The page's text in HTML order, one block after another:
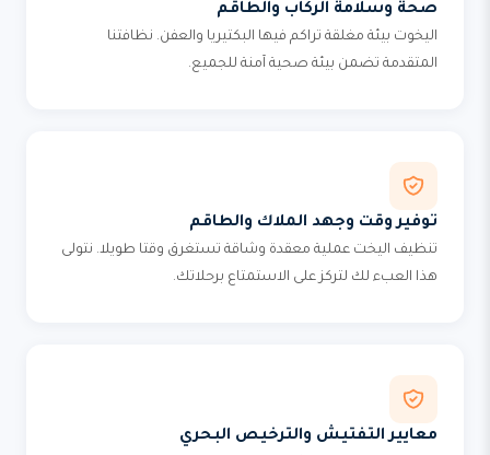
صحة وسلامة الركاب والطاقم
اليخوت بيئة مغلقة تراكم فيها البكتيريا والعفن. نظافتنا
المتقدمة تضمن بيئة صحية آمنة للجميع.
توفير وقت وجهد الملاك والطاقم
تنظيف اليخت عملية معقدة وشاقة تستغرق وقتا طويلا. نتولى
هذا العبء لك لتركز على الاستمتاع برحلاتك.
معايير التفتيش والترخيص البحري